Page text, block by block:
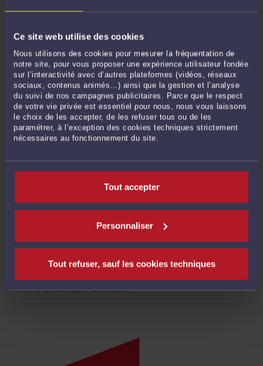
Ce site web utilise des cookies
Nous utilisons des cookies pour mesurer la fréquentation de
notre site, pour vous proposer une expérience utilisateur fondée
sur l’interactivité avec d’autres plateformes (vidéos, réseaux
sociaux, contenus animés…) ainsi que la gestion et l’analyse
du suivi de nos campagnes publicitaires. Parce que le respect
de votre vie privée est essentiel pour nous, nous vous laissons
le choix de les accepter, de les refuser tous ou de les
paramétrer, à l’exception des cookies techniques strictement
nécessaires au fonctionnement du site.
Tout accepter
Personnaliser
Tout refuser, sauf les cookies techniques
: qui doit gérer concrètement la prévention des risques professionnels ?
L’entreprise de travail temporaire, parce qu’elle est l’employeur juridique ? Ou
l’entreprise utilisatrice, parce que c’est elle qui ...Lire la suite >
REFUS ILLÉGAL DE TITRE DE SÉJOUR : PEUT-ON ÊTRE INDEMNISÉ
le 08/06/2026
Lorsqu’une préfecture refuse illégalement un titre de séjour, les conséquences
peuvent être très lourdes : impossibilité de travailler, perte de revenus, précarité
le refus de titre de séjour ...Lire la suite >